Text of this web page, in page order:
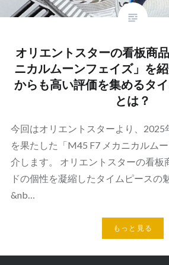
オリエントスターの看板商
ニカルムーンフェイズ」を
からも高い評価を集めるタ
とは？
今回はオリエントスターより、2025
を果たした「M45 F7 メカニカルム
介します。 オリエントスターの看板
ドの個性を凝縮したタイムピースの
&nb…
もっと見る